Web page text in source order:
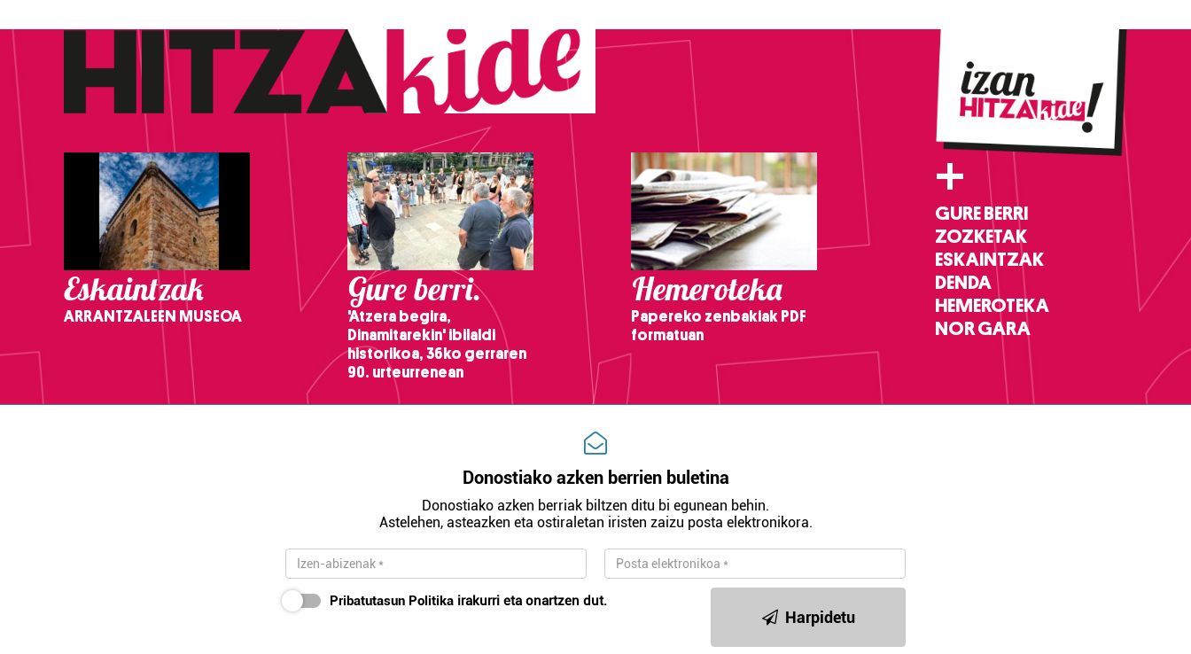
Eskaintzak
ARRANTZALEEN MUSEOA
Gure berri.
'Atzera begira,
Dinamitarekin' ibilaldi
historikoa, 36ko gerraren
90. urteurrenean
Hemeroteka
Papereko zenbakiak PDF
formatuan
+
GURE BERRI
ZOZKETAK
ESKAINTZAK
DENDA
HEMEROTEKA
NOR GARA
Donostiako azken berrien buletina
Donostiako azken berriak biltzen ditu bi egunean behin.
Astelehen, asteazken eta ostiraletan iristen zaizu posta elektronikora.
Pribatutasun Politika irakurri eta onartzen dut.
Harpidetu